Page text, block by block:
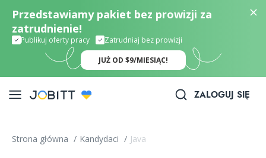
Przedstawiamy pakiet bez prowizji za
zatrudnienie!
Publikuj oferty pracy Zatrudniaj bez prowizji
JUŻ OD $9/MIESIĄC!
ZALOGUJ SIĘ
Strona główna / Kandydaci / Java